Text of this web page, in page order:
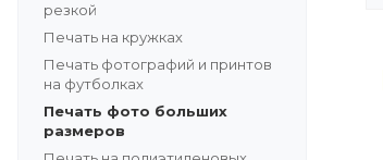
резкой
Печать на кружках
Печать фотографий и принтов
на футболках
Печать фото больших
размеров